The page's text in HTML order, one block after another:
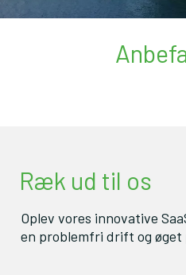
Ræk ud til os
Oplev vores innovative
en problemfri drift og